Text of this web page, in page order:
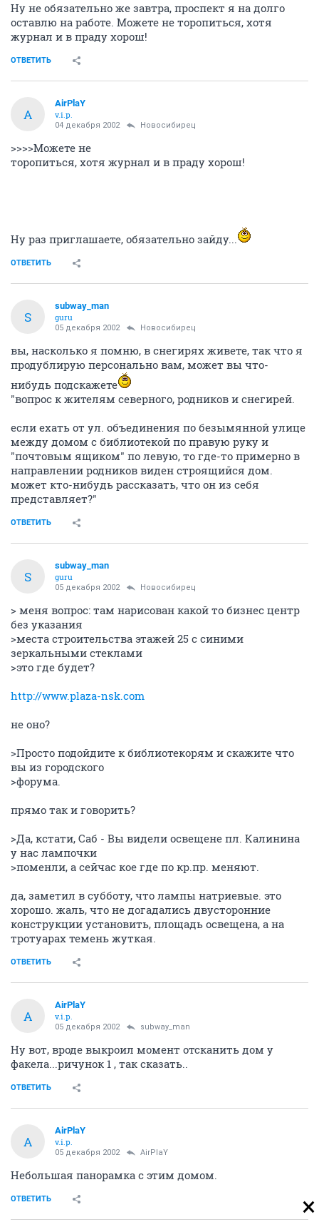
Ну не обязательно же завтра, проспект я на долго
оставлю на работе. Можете не торопиться, хотя
журнал и в праду хорош!
ОТВЕТИТЬ
A
AirPlaY
v.i.p.
04 декабря 2002 Новосибирец
>>>>Можете не
торопиться, хотя журнал и в праду хорош!
Ну раз приглашаете, обязательно зайду...
ОТВЕТИТЬ
S
subway_man
guru
05 декабря 2002 Новосибирец
вы, насколько я помню, в снегирях живете, так что я
продублирую персонально вам, может вы что-
нибудь подскажете
"вопрос к жителям северного, родников и снегирей.
если ехать от ул. объединения по безымянной улице
между домом с библиотекой по правую руку и
"почтовым ящиком" по левую, то где-то примерно в
направлении родников виден строящийся дом.
может кто-нибудь рассказать, что он из себя
представляет?"
ОТВЕТИТЬ
S
subway_man
guru
05 декабря 2002 Новосибирец
> меня вопрос: там нарисован какой то бизнес центр
без указания
>места строительства этажей 25 с синими
зеркальными стеклами
>это где будет?
http://www.plaza-nsk.com
не оно?
>Просто подойдите к библиотекорям и скажите что
вы из городского
>форума.
прямо так и говорить?
>Да, кстати, Саб - Вы видели освещене пл. Калинина
у нас лампочки
>поменли, а сейчас кое где по кр.пр. меняют.
да, заметил в субботу, что лампы натриевые. это
хорошо. жаль, что не догадались двусторонние
конструкции установить, площадь освещена, а на
тротуарах темень жуткая.
ОТВЕТИТЬ
A
AirPlaY
v.i.p.
05 декабря 2002 subway_man
Ну вот, вроде выкроил момент отсканить дом у
факела...ричунок 1 , так сказать..
ОТВЕТИТЬ
A
AirPlaY
v.i.p.
05 декабря 2002 AirPlaY
Небольшая панорамка с этим домом.
ОТВЕТИТЬ